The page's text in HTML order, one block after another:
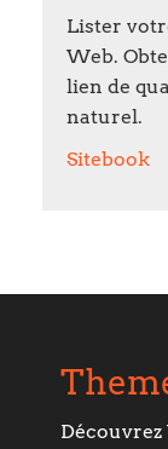
Lister
Web.
lien de
naturel.
Sitebook